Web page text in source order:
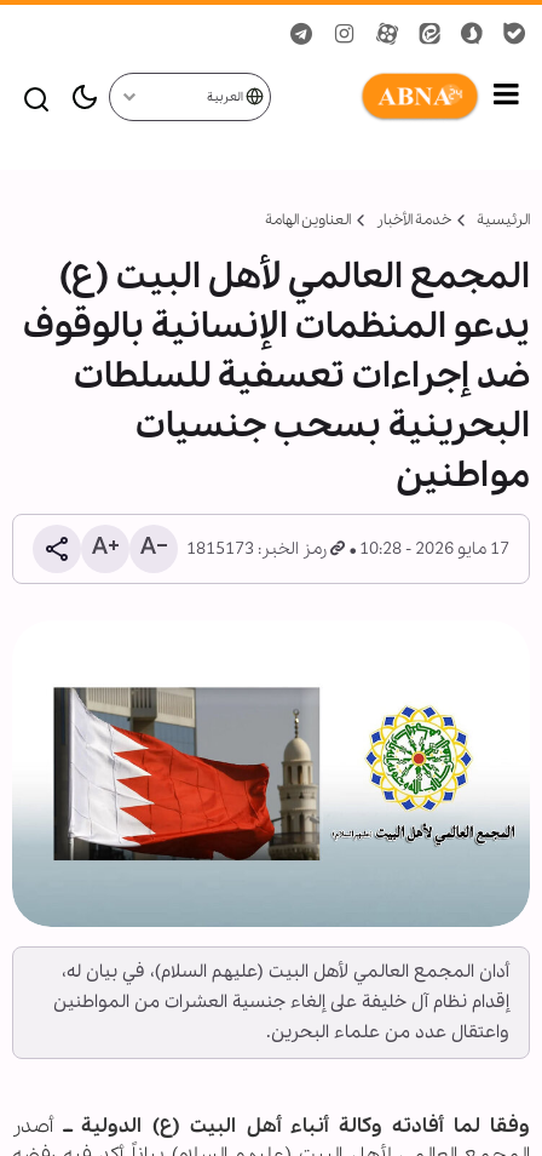
العربية
الرئيسية خدمة الأخبار العناوين الهامة
المجمع العالمي لأهل البيت (ع)
يدعو المنظمات الإنسانية بالوقوف
ضد إجراءات تعسفية للسلطات
البحرينية بسحب جنسيات
مواطنين
17 مايو 2026 - 10:28 رمز الخبر: 1815173
أدان المجمع العالمي لأهل البيت (عليهم السلام)، في بيان له،
إقدام نظام آل خليفة على إلغاء جنسية العشرات من المواطنين
واعتقال عدد من علماء البحرين.
وفقا لما أفادته وكالة أنباء أهل البيت (ع) الدولية ــأصدر